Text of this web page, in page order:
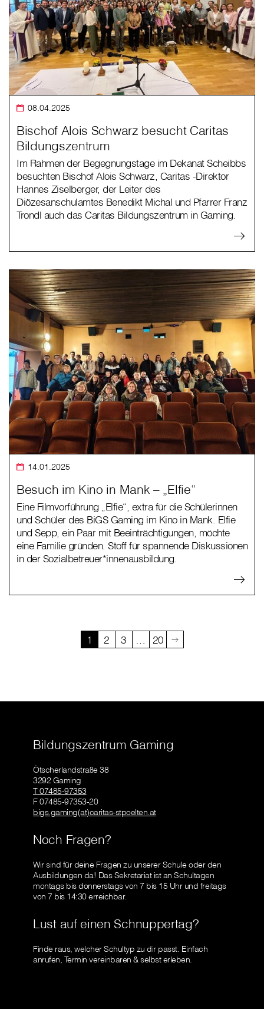
08.04.2025
Bischof Alois Schwarz besucht Caritas
Bildungszentrum
Im Rahmen der Begegnungstage im Dekanat Scheibbs
besuchten Bischof Alois Schwarz, Caritas -Direktor
Hannes Ziselberger, der Leiter des
Diözesanschulamtes Benedikt Michal und Pfarrer Franz
Trondl auch das Caritas Bildungszentrum in Gaming.
14.01.2025
Besuch im Kino in Mank – „Elfie“
Eine Filmvorführung „Elfie“, extra für die Schülerinnen
und Schüler des BiGS Gaming im Kino in Mank. Elfie
und Sepp, ein Paar mit Beeinträchtigungen, möchte
eine Familie gründen. Stoff für spannende Diskussionen
in der Sozialbetreuer*innenausbildung.
1 2 3 20
Bildungszentrum Gaming
Ötscherlandstraße 38
3292 Gaming
T 07485-97353
F 07485-97353-20
bigs.gaming(at)caritas-stpoelten.at
Noch Fragen?
Wir sind für deine Fragen zu unserer Schule oder den
Ausbildungen da! Das Sekretariat ist an Schultagen
montags bis donnerstags von 7 bis 15 Uhr und freitags
von 7 bis 14:30 erreichbar.
Lust auf einen Schnuppertag?
Finde raus, welcher Schultyp zu dir passt. Einfach
anrufen, Termin vereinbaren & selbst erleben.